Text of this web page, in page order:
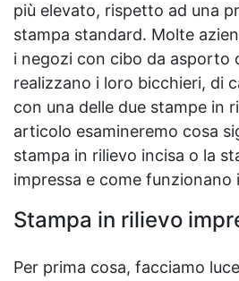
più elevato, rispetto ad una
stampa standard. Molte
i negozi con cibo da asporto
realizzano i loro bicchieri, di
con una delle due stampe in
articolo esamineremo cosa
stampa in rilievo incisa o la
impressa e come funzionano
Stampa in rilievo
Per prima cosa, facciamo